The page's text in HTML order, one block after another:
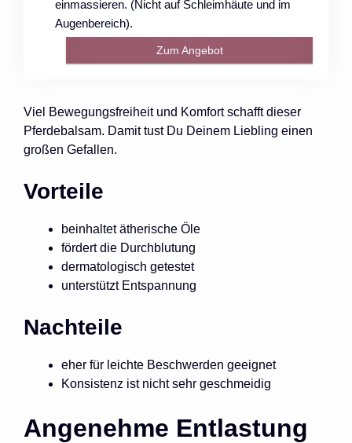
einmassieren. (Nicht auf Schleimhäute und im
Augenbereich).
Zum Angebot
Viel Bewegungsfreiheit und Komfort schafft dieser
Pferdebalsam. Damit tust Du Deinem Liebling einen
großen Gefallen.
Vorteile
beinhaltet ätherische Öle
fördert die Durchblutung
dermatologisch getestet
unterstützt Entspannung
Nachteile
eher für leichte Beschwerden geeignet
Konsistenz ist nicht sehr geschmeidig
Angenehme Entlastung